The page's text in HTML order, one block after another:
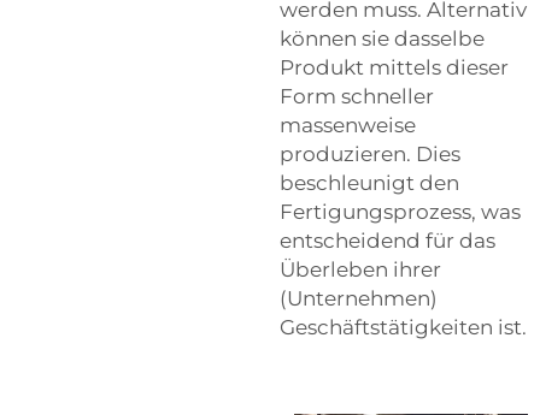
werden muss. Alternativ
können sie dasselbe
Produkt mittels dieser
Form schneller
massenweise
produzieren. Dies
beschleunigt den
Fertigungsprozess, was
entscheidend für das
Überleben ihrer
(Unternehmen)
Geschäftstätigkeiten ist.